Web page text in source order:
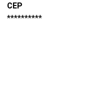
CEP
**********